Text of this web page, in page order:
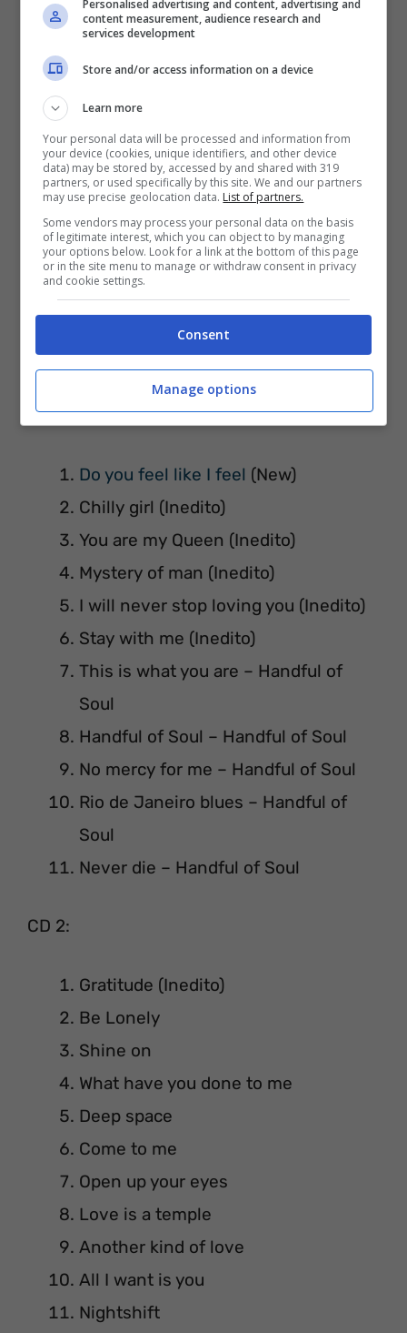
Tracklist Best Of Soul – Mario Biondi
doppio CD
CD 1:
Do you feel like I feel (New)
Chilly girl (Inedito)
You are my Queen (Inedito)
Mystery of man (Inedito)
I will never stop loving you (Inedito)
Stay with me (Inedito)
This is what you are – Handful of
Soul
Handful of Soul – Handful of Soul
No mercy for me – Handful of Soul
Rio de Janeiro blues – Handful of
Soul
Never die – Handful of Soul
CD 2:
Gratitude (Inedito)
Be Lonely
Shine on
What have you done to me
Deep space
Come to me
Open up your eyes
Love is a temple
Another kind of love
All I want is you
Nightshift
Personalised advertising and content, advertising and
content measurement, audience research and
services development
Store and/or access information on a device
Learn more
Your personal data will be processed and information from
your device (cookies, unique identifiers, and other device
data) may be stored by, accessed by and shared with 319
partners, or used specifically by this site. We and our partners
may use precise geolocation data. List of partners.
Some vendors may process your personal data on the basis
of legitimate interest, which you can object to by managing
your options below. Look for a link at the bottom of this page
or in the site menu to manage or withdraw consent in privacy
and cookie settings.
Consent
Manage options